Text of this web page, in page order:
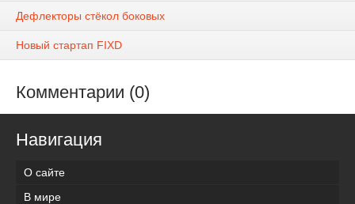
Дефлекторы стёкол боковых
Новый стартап FIXD
Комментарии (0)
Навигация
О сайте
В мире